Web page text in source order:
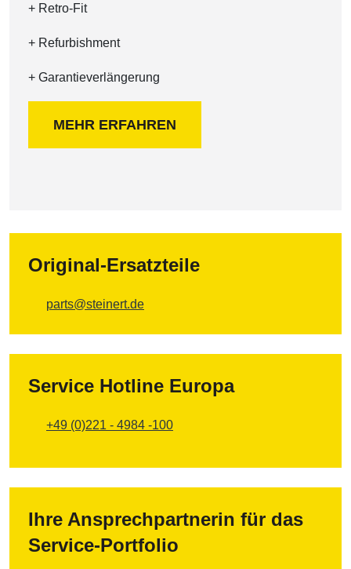
+ Retro-Fit
+ Refurbishment
+ Garantieverlängerung
MEHR ERFAHREN
Original-Ersatzteile
parts@steinert.de
Service Hotline Europa
+49 (0)221 - 4984 -100
Ihre Ansprechpartnerin für das
Service-Portfolio